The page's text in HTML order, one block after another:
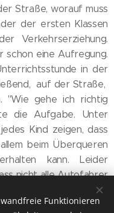
Straße, worauf muss
der ersten Klassen
Verkehrserziehung.
schon eine Aufregung.
in der
auf der Straße,
"Wie gehe ich richtig
die Aufgabe. Unter
Kind zeigen, dass
beim Überqueren
kann. Leider
nicht alle Autofahrer
Zum Glück sind alle
Hoffentlich bleibt es
Funktionieren